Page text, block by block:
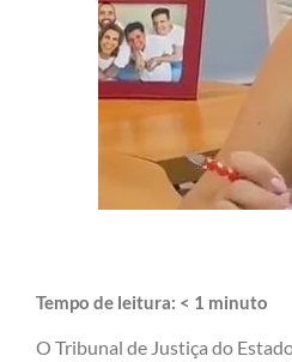
Tempo de leitura: < 1 minuto
O Tribunal de Justiça do